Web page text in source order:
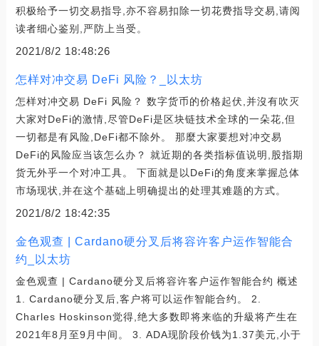
积极给予一切交易指导,亦不容易扣除一切花费指导交易,请阅
读者细心鉴别,严防上当受。
2021/8/2 18:48:26
怎样对冲交易 DeFi 风险？_以太坊
怎样对冲交易 DeFi 风险？ 数字货币的价格起伏,并沒有吹灭
大家对DeFi的激情,尽管DeFi是区块链技术全球的一朵花,但
一切都是有风险,DeFi都不除外。 那麼大家要想对冲交易
DeFi的风险应当该怎么办？ 就近期的各类指标值说明,股指期
货无外乎一个对冲工具。 下面就是以DeFi的角度来掌握总体
市场现状,并在这个基础上明确提出的处理其难题的方式。
2021/8/2 18:42:35
金色观查 | Cardano硬分叉后将容许客户运作智能合
约_以太坊
金色观查 | Cardano硬分叉后将容许客户运作智能合约 概述
1. Cardano硬分叉后,客户将可以运作智能合约。 2.
Charles Hoskinson觉得,绝大多数即将来临的升級将产生在
2021年8月至9月中间。 3. ADA现阶段价钱为1.37美元,小于